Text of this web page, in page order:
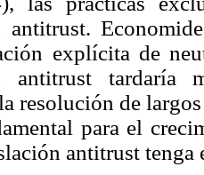
antitrust.
explícita de
antitrust tardaría
resolución de
para el
antitrust tenga